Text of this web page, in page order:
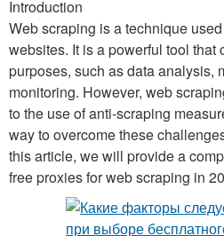
Introduction
Web scraping is a technique
websites. It is a powerful tool that
purposes, such as data analysis,
monitoring. However, web
to the use of anti-scraping
way to overcome these
this article, we will provide a
free proxies for web scraping in